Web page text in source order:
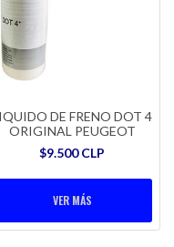
DE FRENO DOT 4
ORIGINAL PEUGEOT
$9.500 CLP
VER MÁS